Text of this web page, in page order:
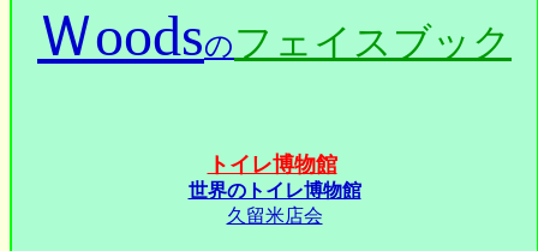
Ｗoodsのフェイスブック
トイレ博物館
世界のトイレ博物館
久留米店会